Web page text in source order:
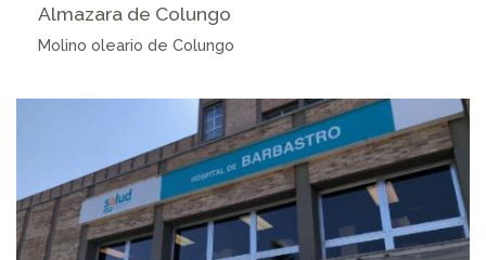
Almazara de Colungo
Molino oleario de Colungo